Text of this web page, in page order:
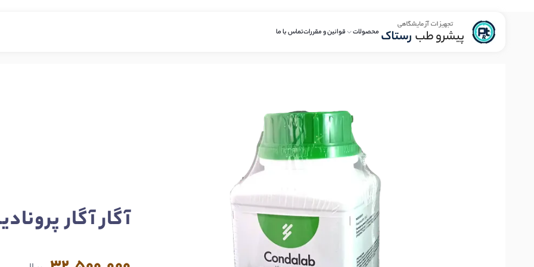
محصولات قوانین و مقرراتتماس با ما
آگار آگار پرونادیسا